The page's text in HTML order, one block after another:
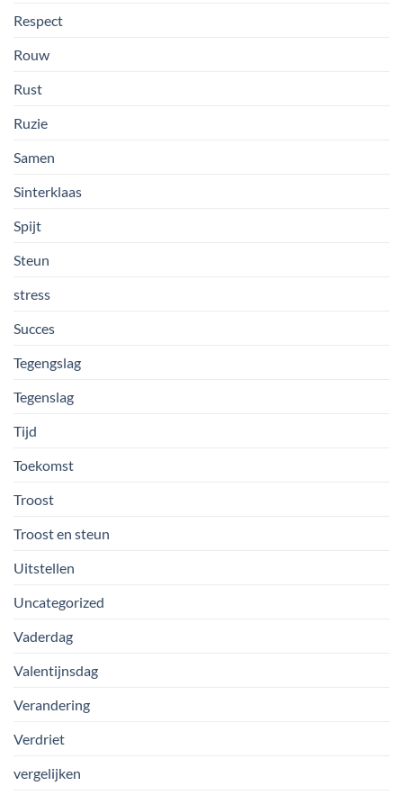
Respect
Rouw
Rust
Ruzie
Samen
Sinterklaas
Spijt
Steun
stress
Succes
Tegengslag
Tegenslag
Tijd
Toekomst
Troost
Troost en steun
Uitstellen
Uncategorized
Vaderdag
Valentijnsdag
Verandering
Verdriet
vergelijken